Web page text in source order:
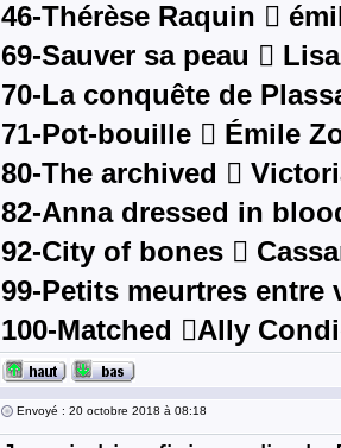
46-Thérèse Raquin 
69-Sauver sa peau 
70-La conquête de
71-Pot-bouille  Émile
80-The archived 
82-Anna dressed in
92-City of bones 
99-Petits meurtres
100-Matched Ally
Envoyé : 20 octobre 2018 à 08:18